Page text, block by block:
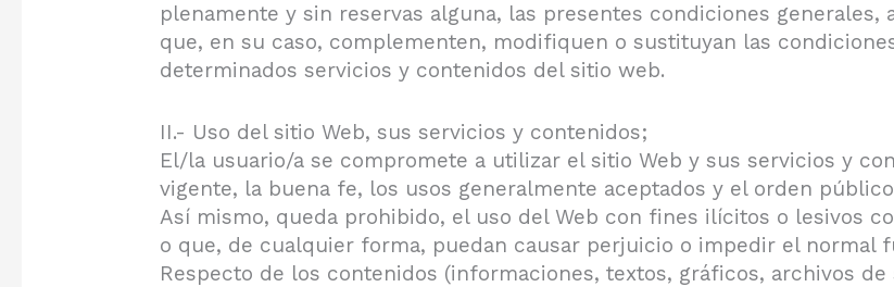
plenamente y sin reservas alguna, las presentes condiciones
que, en su caso, complementen, modifiquen o sustituyan las
determinados servicios y contenidos del sitio web.
II.- Uso del sitio Web, sus servicios y contenidos;
El/la usuario/a se compromete a utilizar el sitio Web y sus servicios y
vigente, la buena fe, los usos generalmente aceptados y el orden
Así mismo, queda prohibido, el uso del Web con fines ilícitos o lesivos
o que, de cualquier forma, puedan causar perjuicio o impedir el normal
Respecto de los contenidos (informaciones, textos, gráficos, archivos